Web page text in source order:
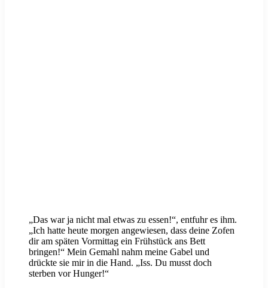
„Das war ja nicht mal etwas zu essen!“, entfuhr es ihm.
„Ich hatte heute morgen angewiesen, dass deine Zofen
dir am späten Vormittag ein Frühstück ans Bett
bringen!“ Mein Gemahl nahm meine Gabel und
drückte sie mir in die Hand. „Iss. Du musst doch
sterben vor Hunger!“